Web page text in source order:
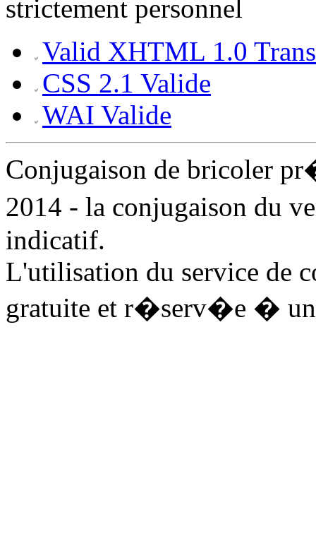
strictement personnel
Valid XHTML 1.0
CSS 2.1 Valide
WAI Valide
Conjugaison de bricoler
2014 - la conjugaison du
indicatif.
L'utilisation du service de
gratuite et r�serv�e � un